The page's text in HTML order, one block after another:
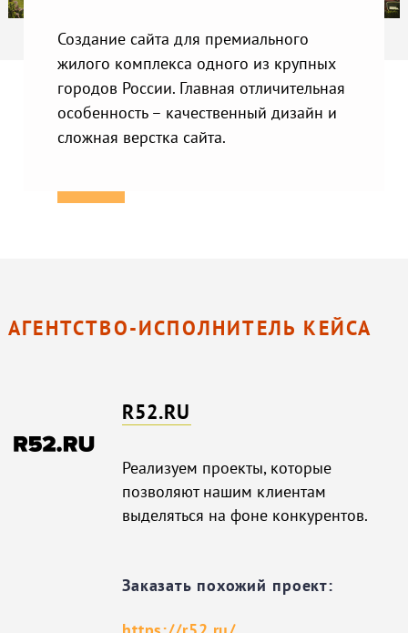
Создание сайта для премиального
жилого комплекса одного из крупных
городов России. Главная отличительная
особенность – качественный дизайн и
сложная верстка сайта.
АГЕНТСТВО-ИСПОЛНИТЕЛЬ КЕЙСА
R52.RU
Реализуем проекты, которые
позволяют нашим клиентам
выделяться на фоне конкурентов.
Заказать похожий проект: